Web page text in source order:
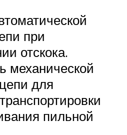
при
отскока.
механической
для
пильной